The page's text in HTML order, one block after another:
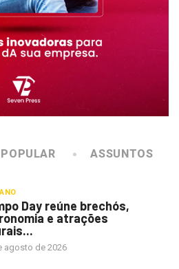
POPULAR ASSUNTOS
Day reúne brechós,
e atrações
agosto de 2026